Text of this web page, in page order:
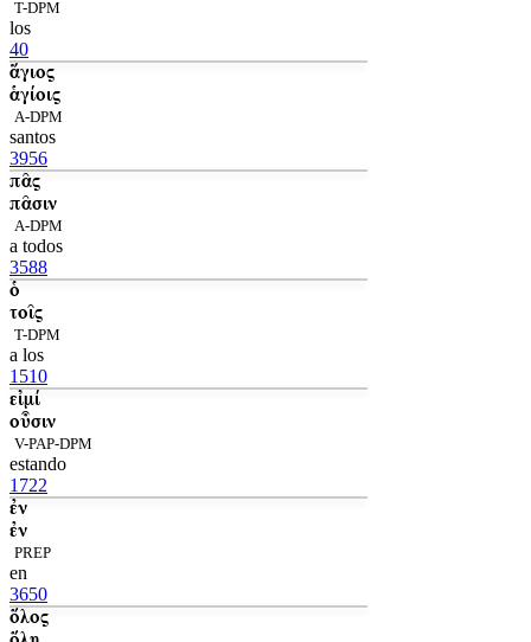
T-DPM
los
40
ἅγιος
ἁγίοις
A-DPM
santos
3956
πᾶς
πᾶσιν
A-DPM
a todos
3588
ὁ
τοῖς
T-DPM
a los
1510
εἰμί
οὖσιν
V-PAP-DPM
estando
1722
ἐν
ἐν
PREP
en
3650
ὅλος